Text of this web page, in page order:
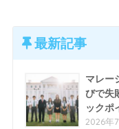
最新記事
マレー
びで失
ックポ
2026年